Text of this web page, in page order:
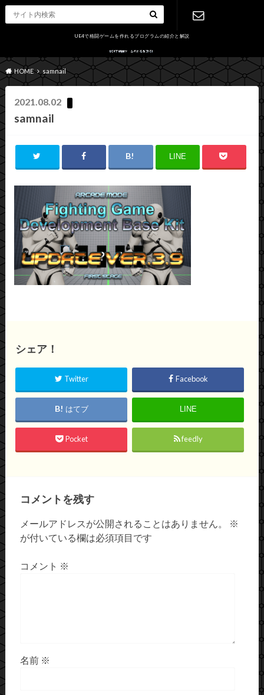
UE4で格闘ゲームを作れるプログラムの紹介と解説
せ
HOME samnail
2021.08.02
samnail
LINE
シェア！
Twitter Facebook
はてブ LINE
Pocket feedly
コメントを残す
メールアドレスが公開されることはありません。
※
が付いている欄は必須項目です
コメント ※
名前 ※